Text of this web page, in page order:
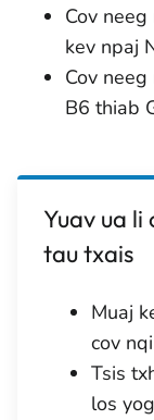
Cov
kev npaj
Cov
B6 thiab
Yuav ua li
tau txais
Muaj
cov
Tsis
los